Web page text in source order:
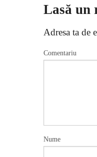
Lasă un
Adresa ta de
Comentariu
Nume